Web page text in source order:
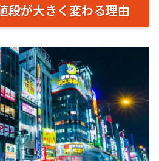
段が大きく変わる理由